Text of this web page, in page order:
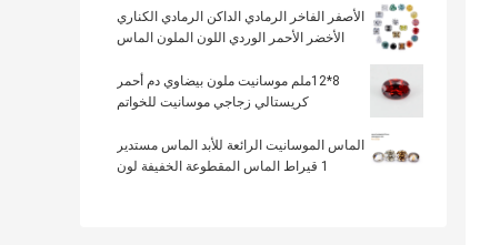
الأصفر الفاخر الرمادي الداكن الرمادي الكناري
الأخضر الأحمر الوردي اللون الملون الماس
8*12ملم موسانيت ملون بيضاوي دم أحمر
كريستالي زجاجي موسانيت للخواتم
الماس الموسانيت الرائعة للأبد الماس مستدير
1 قيراط الماس المقطوعة الخفيفة لون